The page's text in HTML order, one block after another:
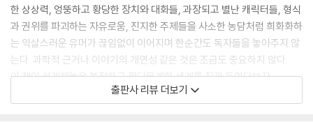
한 상상력, 엉뚱하고 황당한 장치와 대화들, 과장되고 별난 캐릭터들, 형식
과 권위를 파괴하는 자유로움, 진지한 주제들을 사소한 농담처럼 희화화하
는 익살스러운 유머가 끊임없이 이어지며 한순간도 독자들을 놓아주지 않
는다. 과학적 근거나 이야기의 개연성 같은 것은 조금도 중요하지 않다.
이 책이 설계해놓은 복잡하고 황당무계한 세계를 잠깐 들여다보자.
출판사 리뷰 더보기